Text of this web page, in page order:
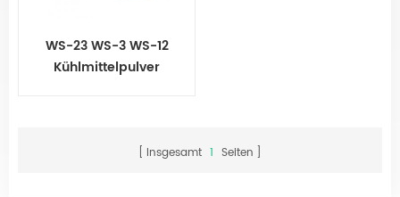
WS-23 WS-3 WS-12
Kühlmittelpulver
Insgesamt 1 Seiten